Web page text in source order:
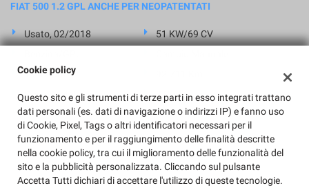
FIAT 500 1.2 GPL ANCHE PER NEOPATENTATI
Usato, 02/2018
51 KW/69 CV
1.242 Cm³
Grigio Metallizzato
3 Porte
ABS, Airbag, Airbag laterali, Airbag Passeggero, Alzacristalli elettrici,
Autoradio, Bluetooth, Boardcomputer, Chiusura centralizzata
telecomandata, Climatizzatore, Controllo trazione, Controllo vocale,
Cronologia tagliandi, ESP, Fendinebbia, Immobilizzatore elettronico,
Isofix, Servosterzo, Specchietti laterali elettrici, Start/Stop
Automatico, USB, Volante multifunzione
Cookie policy
Questo sito e gli strumenti di terze parti in esso integrati trattano
dati personali (es. dati di navigazione o indirizzi IP) e fanno uso
di Cookie, Pixel, Tags o altri identificatori necessari per il
funzionamento e per il raggiungimento delle finalità descritte
nella cookie policy, tra cui il miglioramento delle funzionalità del
sito e la pubblicità personalizzata. Cliccando sul pulsante
Accetta Tutti dichiari di accettare l'utilizzo di queste tecnologie.